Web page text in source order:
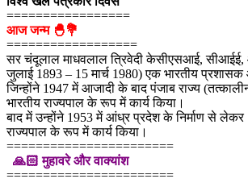
=================
आज जन्म 🐣💐
==================
सर चंदूलाल माधवलाल त्रिवेदी केसीएसआई,
जुलाई 1893 – 15 मार्च 1980) एक भारतीय
जिन्होंने 1947 में आजादी के बाद पंजाब राज्य
भारतीय राज्यपाल के रूप में कार्य किया।
बाद में उन्होंने 1953 में आंध्र प्रदेश के निर्माण से
राज्यपाल के रूप में कार्य किया।
=======================
🙏🏻 मुहावरे और वाक्यांश
=======================